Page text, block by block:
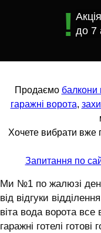
до 7
Продаємо балкони
гаражні ворота,
Хочете вибрати вже
Запитання по
Ми №1 по жалюзі
від відгуки
віта вода ворота
гаражні готелі